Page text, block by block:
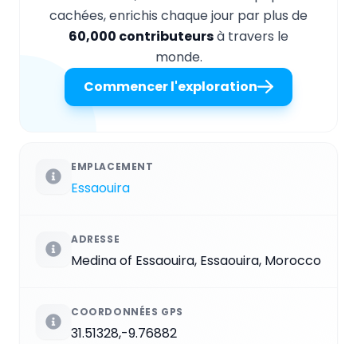
cachées, enrichis chaque jour par plus de
60,000 contributeursà travers le
monde.
Commencer l'exploration
EMPLACEMENT
Essaouira
ADRESSE
Medina of Essaouira, Essaouira, Morocco
COORDONNÉES GPS
31.51328,-9.76882